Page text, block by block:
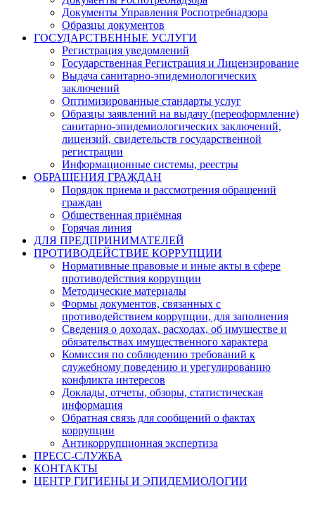
Документы Управления Роспотребнадзора
Образцы документов
ГОСУДАРСТВЕННЫЕ УСЛУГИ
Регистрация уведомлений
Государственная Регистрация и Лицензирование
Выдача санитарно-эпидемиологических
заключений
Оптимизированные стандарты услуг
Образцы заявлений на выдачу (переоформление)
санитарно-эпидемиологических заключений,
лицензий, свидетельств государственной
регистрации
Информационные системы, реестры
ОБРАЩЕНИЯ ГРАЖДАН
Порядок приема и рассмотрения обращений
граждан
Общественная приёмная
Горячая линия
ДЛЯ ПРЕДПРИНИМАТЕЛЕЙ
ПРОТИВОДЕЙСТВИЕ КОРРУПЦИИ
Нормативные правовые и иные акты в сфере
противодействия коррупции
Методические материалы
Формы документов, связанных с
противодействием коррупции, для заполнения
Сведения о доходах, расходах, об имуществе и
обязательствах имущественного характера
Комиссия по соблюдению требований к
служебному поведению и урегулированию
конфликта интересов
Доклады, отчеты, обзоры, статистическая
информация
Обратная связь для сообщений о фактах
коррупции
Антикоррупционная экспертиза
ПРЕСС-СЛУЖБА
КОНТАКТЫ
ЦЕНТР ГИГИЕНЫ И ЭПИДЕМИОЛОГИИ